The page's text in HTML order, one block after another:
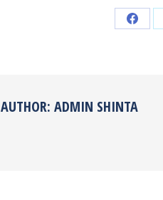
Share
AUTHOR: ADMIN SHINTA